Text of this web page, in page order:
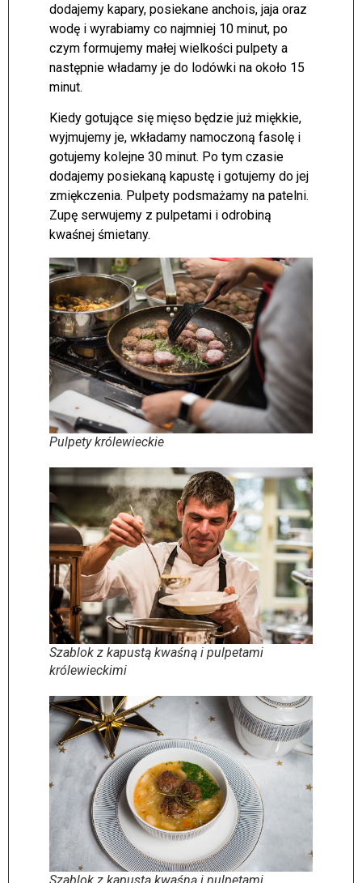
dodajemy kapary, posiekane anchois, jaja oraz
wodę i wyrabiamy co najmniej 10 minut, po
czym formujemy małej wielkości pulpety a
następnie władamy je do lodówki na około 15
minut.
Kiedy gotujące się mięso będzie już miękkie,
wyjmujemy je, wkładamy namoczoną fasolę i
gotujemy kolejne 30 minut. Po tym czasie
dodajemy posiekaną kapustę i gotujemy do jej
zmiękczenia. Pulpety podsmażamy na patelni.
Zupę serwujemy z pulpetami i odrobiną
kwaśnej śmietany.
Pulpety królewieckie
Szablok z kapustą kwaśną i pulpetami
królewieckimi